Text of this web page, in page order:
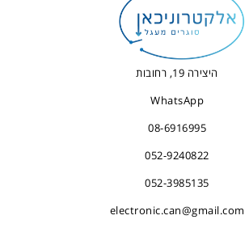
היצירה 19, רחובות
WhatsApp
08-6916995
052-9240822
052-3985135
electronic.can@gmail.com